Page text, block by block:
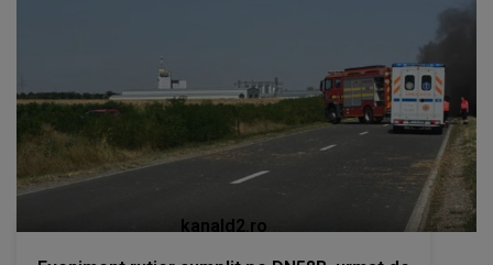
kanald2.ro